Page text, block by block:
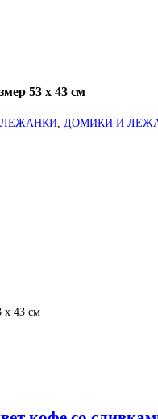
53 х 43 см
, ДОМИКИ И
х 43 см